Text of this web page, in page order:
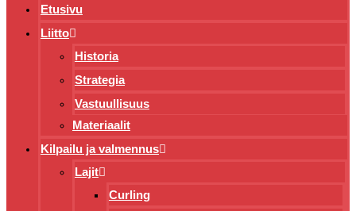
Etusivu
Liitto
Historia
Strategia
Vastuullisuus
Materiaalit
Kilpailu ja valmennus
Lajit
Curling